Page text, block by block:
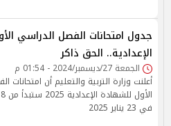
جدول امتحانات الفصل الدراسي
الإعدادية.. الحق ذاكر
الجمعة 27/ديسمبر/2024 - 01:54 م
أعلنت وزارة التربية والتعليم أن امتحانات
في 23 يناير 2025